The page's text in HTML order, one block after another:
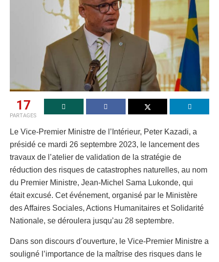
17
PARTAGES
Le Vice-Premier Ministre de l’Intérieur, Peter Kazadi, a
présidé ce mardi 26 septembre 2023, le lancement des
travaux de l’atelier de validation de la stratégie de
réduction des risques de catastrophes naturelles, au nom
du Premier Ministre, Jean-Michel Sama Lukonde, qui
était excusé. Cet événement, organisé par le Ministère
des Affaires Sociales, Actions Humanitaires et Solidarité
Nationale, se déroulera jusqu’au 28 septembre.
Dans son discours d’ouverture, le Vice-Premier Ministre a
souligné l’importance de la maîtrise des risques dans le